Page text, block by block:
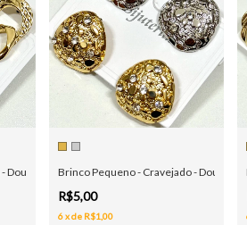
Dourado e PrataBrinco Pequeno - Cravejado - Dourado
R$5,00
6 xde R$1,00